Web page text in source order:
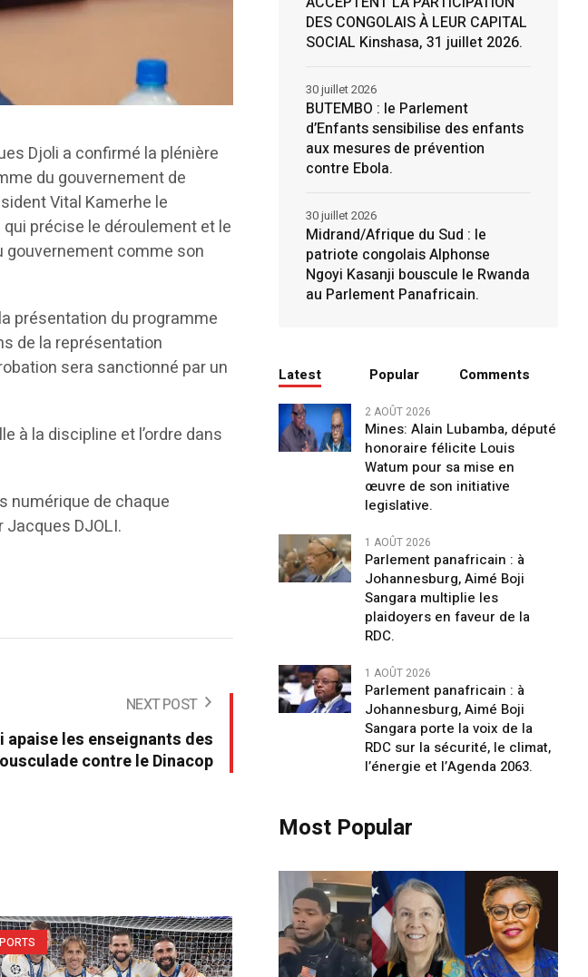
Djoli a confirmé la plénière
du gouvernement de
Vital Kamerhe le
précise le déroulement et le
comme son
présentation du programme
de la représentation
sera sanctionné par un
à la discipline et l’ordre dans
numérique de chaque
DJOLI.
NEXT POST
apaise les enseignants des
contre le Dinacop
DES CONGOLAIS À LEUR CAPITAL
SOCIAL Kinshasa, 31 juillet 2026.
BUTEMBO : le Parlement
d’Enfants sensibilise des enfants
aux mesures de prévention
contre Ebola.
30 juillet 2026
Midrand/Afrique du Sud : le
patriote congolais Alphonse
Ngoyi Kasanji bouscule le Rwanda
au Parlement Panafricain.
30 juillet 2026
Latest Popular Comments
2 AOÛT 2026
Mines: Alain Lubamba, député
honoraire félicite Louis
Watum pour sa mise en
œuvre de son initiative
legislative.
1 AOÛT 2026
Parlement panafricain : à
Johannesburg, Aimé Boji
Sangara multiplie les
plaidoyers en faveur de la
RDC.
1 AOÛT 2026
Parlement panafricain : à
Johannesburg, Aimé Boji
Sangara porte la voix de la
RDC sur la sécurité, le climat,
l’énergie et l’Agenda 2063.
Most Popular